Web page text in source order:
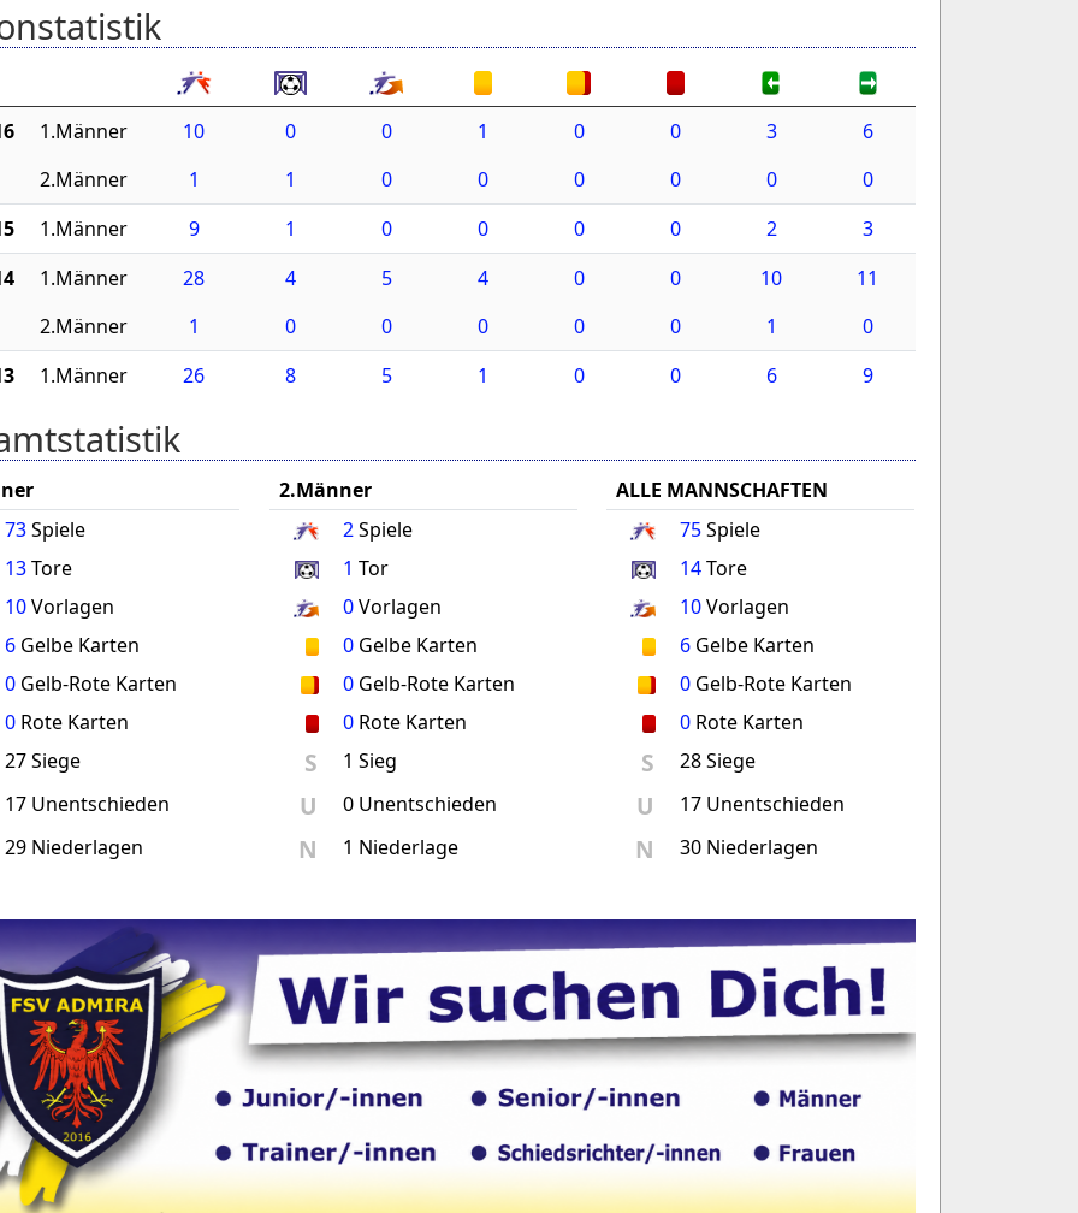
1.Männer 10 0 0 1 0 0 3
6
2.Männer
1 1 0 0 0 0 0
0
1.Männer 9 1 0 0 0 0 2
3
1.Männer 28 4 5 4 0 0 10
11
2.Männer
1 0 0 0 0 0 1
0
1.Männer 26 8 5 1 0 0 6 9
73Spiele
13Tore
10Vorlagen
6 Gelbe Karten
0 Gelb-Rote Karten
0 Rote Karten
27 Siege
17 Unentschieden
29 Niederlagen
2.Männer
2Spiele
1 Tor
0Vorlagen
0Gelbe Karten
0Gelb-Rote Karten
0Rote Karten
S 1 Sieg
U 0 Unentschieden
N 1 Niederlage
ALLE MANNSCHAFTEN
75Spiele
14Tore
10Vorlagen
6 Gelbe Karten
0 Gelb-Rote Karten
0 Rote Karten
S 28 Siege
U 17 Unentschieden
N 30 Niederlagen